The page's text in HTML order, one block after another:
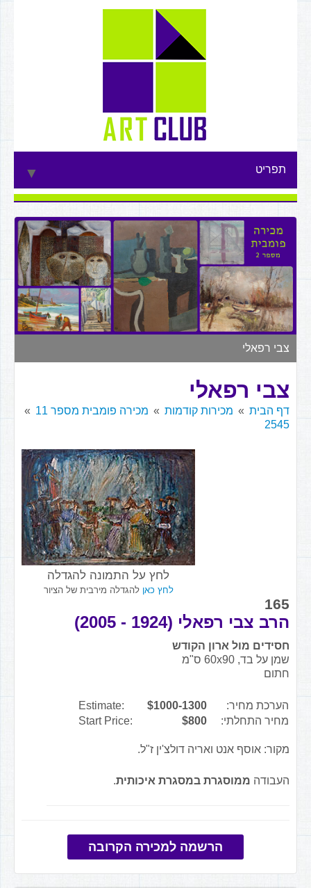
תפריט ▼
▼
▼
▼
▼
צבי רפאלי
צבי רפאלי
דף הבית מכירות קודמות
מכירה פומבית מספר 11
2545
לחץ על התמונה להגדלה
לחץ כאן להגדלה מירבית של הציור
165
הרב צבי רפאלי (1924 - 2005)
חסידים מול ארון הקודש
שמן על בד, 60x90 ס"מ
חתום
הערכת מחיר: $1000-1300
Estimate:
מחיר התחלתי:
$800
Start Price:
מקור: אוסף אנט ואריה דולצ'ין ז"ל.
העבודה ממוסגרת במסגרת איכותית.
הרשמה למכירה הקרובה